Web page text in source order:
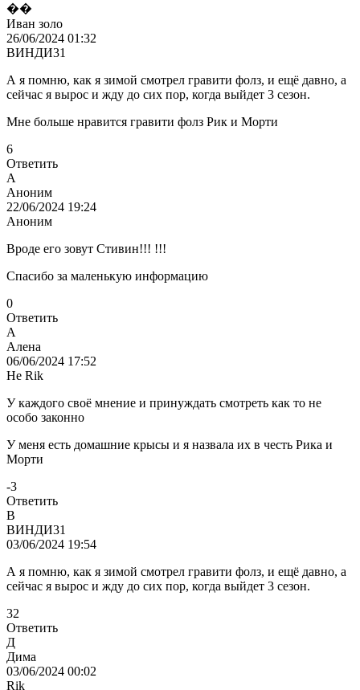
��
Иван золо
26/06/2024 01:32
ВИНДИ31
А я помню, как я зимой смотрел гравити фолз, и ещё давно, а
сейчас я вырос и жду до сих пор, когда выйдет 3 сезон.
Мне больше нравится гравити фолз Рик и Морти
6
Ответить
А
Аноним
22/06/2024 19:24
Аноним
Вроде его зовут Стивин!!! !!!
Спасибо за маленькую информацию
0
Ответить
А
Алена
06/06/2024 17:52
Не Rik
У каждого своё мнение и принуждать смотреть как то не
особо законно
У меня есть домашние крысы и я назвала их в честь Рика и
Морти
-3
Ответить
В
ВИНДИ31
03/06/2024 19:54
А я помню, как я зимой смотрел гравити фолз, и ещё давно, а
сейчас я вырос и жду до сих пор, когда выйдет 3 сезон.
32
Ответить
Д
Дима
03/06/2024 00:02
Rik